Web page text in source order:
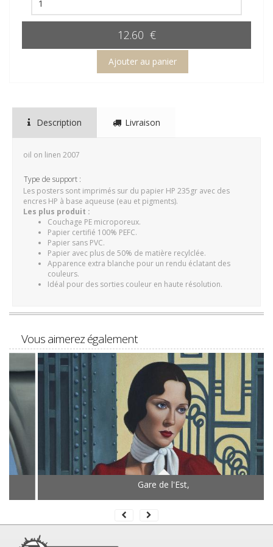
12.60 €
Description Livraison
oil on linen 2007
Type de support :
Les posters sont imprimés sur du papier HP 235gr avec des
encres HP à base aqueuse (eau et pigments).
Les plus produit :
Couchage PE microporeux.
Papier certifié 100% PEFC.
Papier sans PVC.
Papier avec plus de 50% de matière recylclée.
Apparence extra blanche pour un rendu éclatant des
couleurs.
Idéal pour des sorties couleur en haute résolution.
Vous aimerez également
Gare de l'Est,